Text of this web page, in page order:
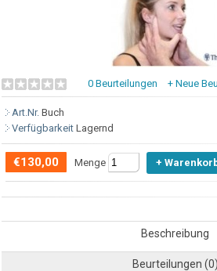
0 Beurteilungen + Neue
Art.Nr. Buch
Verfügbarkeit Lagernd
€130,00 Menge
Beschreibung
Beurteilungen (0)